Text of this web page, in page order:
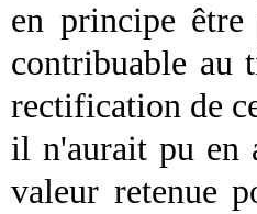
en principe
contribuable au
rectification de
il n'aurait pu en
valeur retenue